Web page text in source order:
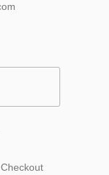
Checkout